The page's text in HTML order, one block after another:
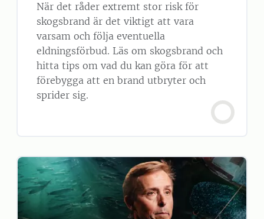
När det råder extremt stor risk för
skogsbrand är det viktigt att vara
varsam och följa eventuella
eldningsförbud. Läs om skogsbrand och
hitta tips om vad du kan göra för att
förebygga att en brand utbryter och
sprider sig.